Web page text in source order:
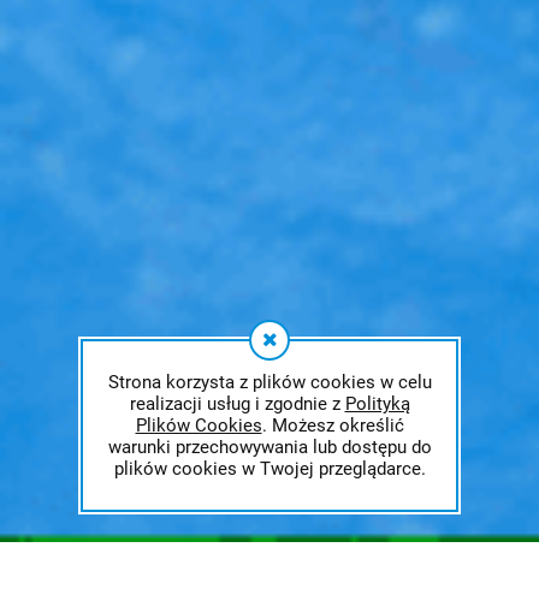
Strona korzysta z plików cookies w celu
realizacji usług i zgodnie z Polityką
Plików Cookies. Możesz określić
warunki przechowywania lub dostępu do
plików cookies w Twojej przeglądarce.